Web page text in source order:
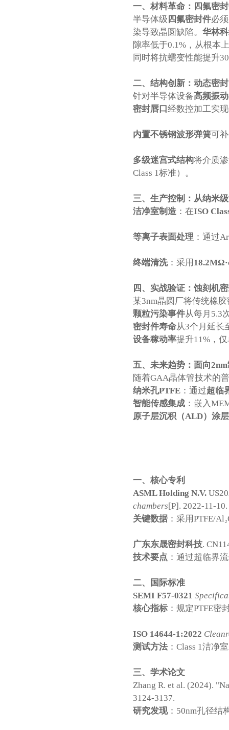
一、材料革命：四氟密
半导体级 四氟密封件必
染导致晶圆缺陷。 华林
隙率低于0.1%，从根本
同时将抗蠕变性能提升
二、结构创新：动态密
针对半导体设备高频振
密封唇口经数控加工实现
内置不锈钢波形弹簧可
多级迷宫式结构将介质
Class 1标准）。
三、生产控制：从纳米
洁净室制造 ：在ISO
等离子表面处理 ：通过
终端清洗：采用
四、实战验证：蚀刻机
某3nm晶圆厂将传统橡
颗粒污染事件从每月5.3
密封件寿命从3个月延长
设备稼动率提升11%，
五、未来趋势：面向
随着GAA晶体管技术的
纳米孔PTFE ：通过超临
智能传感集成 ：嵌入
原子层沉积（ALD）涂层
一、核心专利
ASML Holding N.V.
chambers[P]. 2022-11-10.
关键数据 ：采用PTFE/
广东东晟密封科技.
技术要点 ：通过超临界
二、国际标准
SEMI F57-0321
核心指标 ：规定PTFE密
ISO 14644-1:2022
测试方法 ：Class 1洁净
三、学术论文
Zhang R. et al. (2024).
3124-3137.
研究发现：50nm孔径结